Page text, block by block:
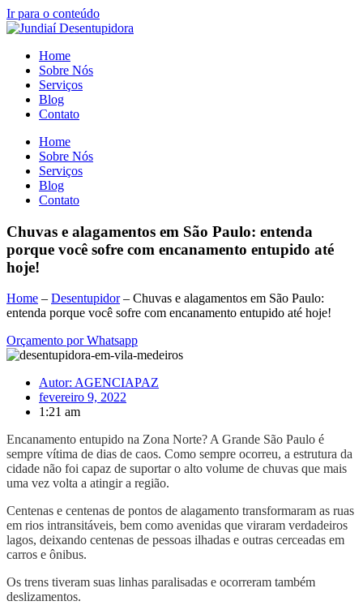
Ir para o conteúdo
Home
Sobre Nós
Serviços
Blog
Contato
Home
Sobre Nós
Serviços
Blog
Contato
Chuvas e alagamentos em São Paulo: entenda
porque você sofre com encanamento entupido até
hoje!
Home – Desentupidor– Chuvas e alagamentos em São Paulo:
entenda porque você sofre com encanamento entupido até hoje!
Orçamento por Whatsapp
Autor: AGENCIAPAZ
fevereiro 9, 2022
1:21 am
Encanamento entupido na Zona Norte? A Grande São Paulo é
sempre vítima de dias de caos. Como sempre ocorreu, a estrutura da
cidade não foi capaz de suportar o alto volume de chuvas que mais
uma vez volta a atingir a região.
Centenas e centenas de pontos de alagamento transformaram as ruas
em rios intransitáveis, bem como avenidas que viraram verdadeiros
lagos, deixando centenas de pessoas ilhadas e outras cerceadas em
carros e ônibus.
Os trens tiveram suas linhas paralisadas e ocorreram também
deslizamentos.